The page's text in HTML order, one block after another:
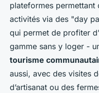
plateformes permettant
activités via des "day
qui permet de profiter
gamme sans y loger -
tourisme
aussi, avec des visites
d’artisanat ou des